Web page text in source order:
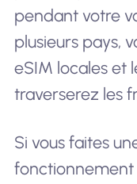
pendant votre
plusieurs pays,
eSIM locales et
traverserez les
Si vous faites
fonctionnement